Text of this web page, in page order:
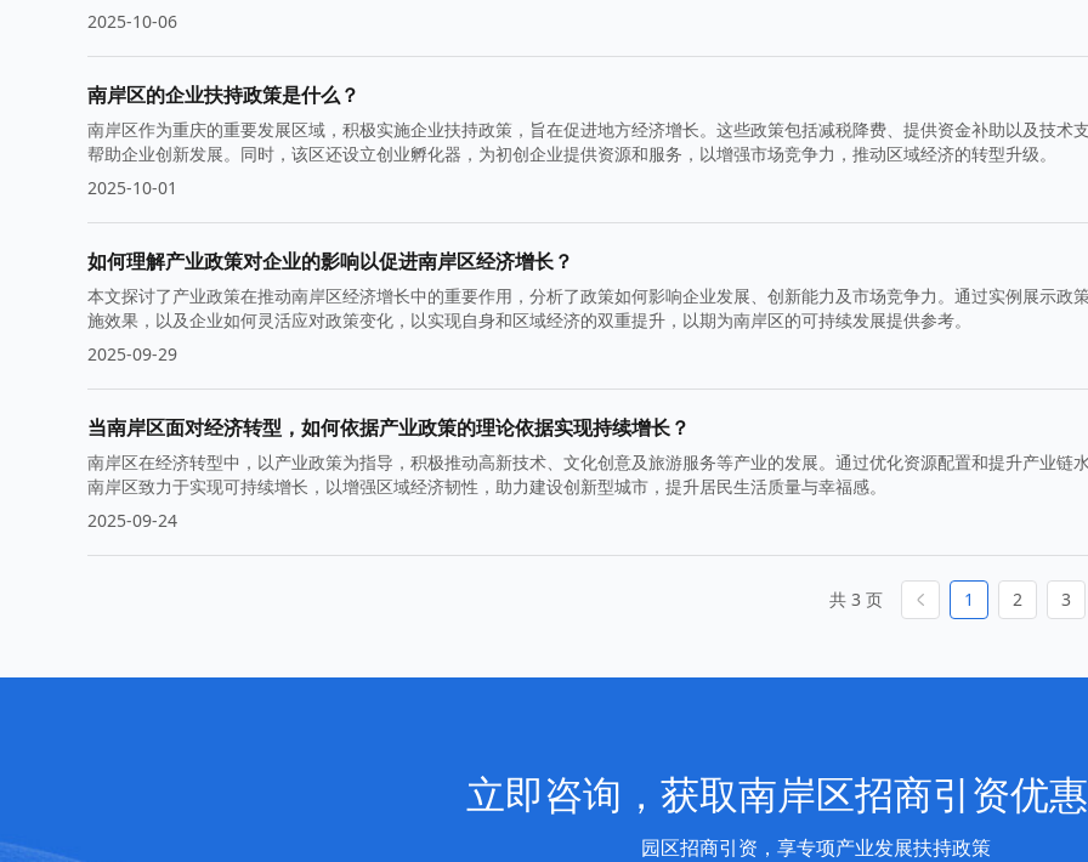
2025-10-06
南岸区的企业扶持政策是什么？
南岸区作为重庆的重要发展区域，积极实施企业扶持政策，旨在促进地方经济增长。这些政策包括减税降费、提供资金补助以及技术支
帮助企业创新发展。同时，该区还设立创业孵化器，为初创企业提供资源和服务，以增强市场竞争力，推动区域经济的转型升级。
2025-10-01
如何理解产业政策对企业的影响以促进南岸区经济增长？
本文探讨了产业政策在推动南岸区经济增长中的重要作用，分析了政策如何影响企业发展、创新能力及市场竞争力。通过实例展示政
施效果，以及企业如何灵活应对政策变化，以实现自身和区域经济的双重提升，以期为南岸区的可持续发展提供参考。
2025-09-29
当南岸区面对经济转型，如何依据产业政策的理论依据实现持续增长？
南岸区在经济转型中，以产业政策为指导，积极推动高新技术、文化创意及旅游服务等产业的发展。通过优化资源配置和提升产业链水
南岸区致力于实现可持续增长，以增强区域经济韧性，助力建设创新型城市，提升居民生活质量与幸福感。
2025-09-24
共 3 页 1 2 3
立即咨询，获取南岸区招商引资优
园区招商引资，享专项产业发展扶持政策